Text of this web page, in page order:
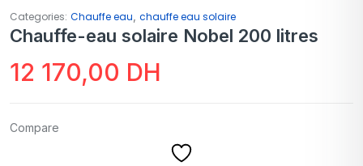
Categories: Chauffe eau chauffe eau solaire
Chauffe-eau solaire Nobel 200 litres
12 170,00 DH
Compare